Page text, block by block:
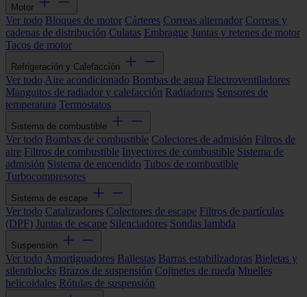
Motor
Ver todo Bloques de motor Cárteres Correas alternador Correas y
cadenas de distribución Culatas Embrague Juntas y retenes de motor
Tacos de motor
Refrigeración y Calefacción
Ver todo Aire acondicionado Bombas de agua Electroventiladores
Manguitos de radiador y calefacción Radiadores Sensores de
temperatura Termostatos
Sistema de combustible
Ver todo Bombas de combustible Colectores de admisión Filtros de
aire Filtros de combustible Inyectores de combustible Sistema de
admisión Sistema de encendido Tubos de combustible
Turbocompresores
Sistema de escape
Ver todo Catalizadores Colectores de escape Filtros de partículas
(DPF) Juntas de escape Silenciadores Sondas lambda
Suspensión
Ver todo Amortiguadores Ballestas Barras estabilizadoras Bieletas y
silentblocks Brazos de suspensión Cojinetes de rueda Muelles
helicoidales Rótulas de suspensión